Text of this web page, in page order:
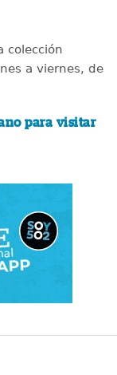
colección
a viernes, de
para visitar